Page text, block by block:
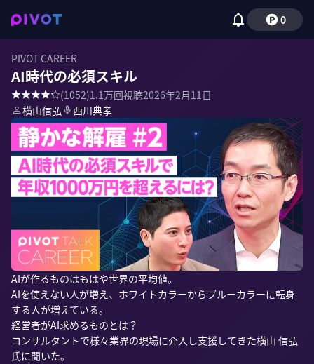
0
PIVOT CAREER
AI時代の必須スキル
(1052)1.1万回視聴2026年2月11日
横山信弘
西川典孝
AIが作るものはもはや世界の平均値。
AIを使えない人が増え、ホワイトカラーからブルーカラーに転身
する人が増えている。
経営者がAI求めるものとは？
コンサルタントで様々業界の現場に介入し支援してきた横山 信弘
氏に聞いた。